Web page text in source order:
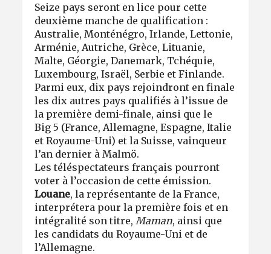
Seize pays seront en lice pour cette
deuxième manche de qualification :
Australie, Monténégro, Irlande, Lettonie,
Arménie, Autriche, Grèce, Lituanie,
Malte, Géorgie, Danemark, Tchéquie,
Luxembourg, Israël, Serbie et Finlande.
Parmi eux, dix pays rejoindront en finale
les dix autres pays qualifiés à l’issue de
la première demi-finale, ainsi que le
Big 5 (France, Allemagne, Espagne, Italie
et Royaume-Uni) et la Suisse, vainqueur
l’an dernier à Malmö.
Les téléspectateurs français pourront
voter à l’occasion de cette émission.
Louane, la représentante de la France,
interprétera pour la première fois et en
intégralité son titre, Maman, ainsi que
les candidats du Royaume-Uni et de
l’Allemagne.